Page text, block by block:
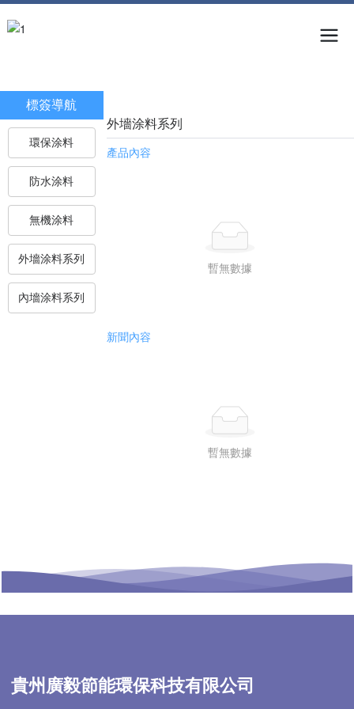
標簽導航
環保涂料
防水涂料
無機涂料
外墻涂料系列
內墻涂料系列
外墻涂料系列
產品內容
暫無數據
新聞內容
暫無數據
貴州廣毅節能環保科技有限公司